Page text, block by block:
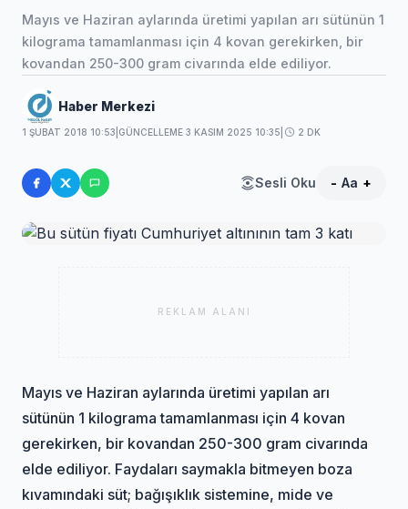
Mayıs ve Haziran aylarında üretimi yapılan arı sütünün 1
kilograma tamamlanması için 4 kovan gerekirken, bir
kovandan 250-300 gram civarında elde ediliyor.
Haber Merkezi
1 ŞUBAT 2018 10:53 GÜNCELLEME 3 KASIM 2025 10:35 2 DK
Sesli Oku - Aa +
REKLAM ALANI
Mayıs ve Haziran aylarında üretimi yapılan arı
sütünün 1 kilograma tamamlanması için 4 kovan
gerekirken, bir kovandan 250-300 gram civarında
elde ediliyor. Faydaları saymakla bitmeyen boza
kıvamındaki süt; bağışıklık sistemine, mide ve